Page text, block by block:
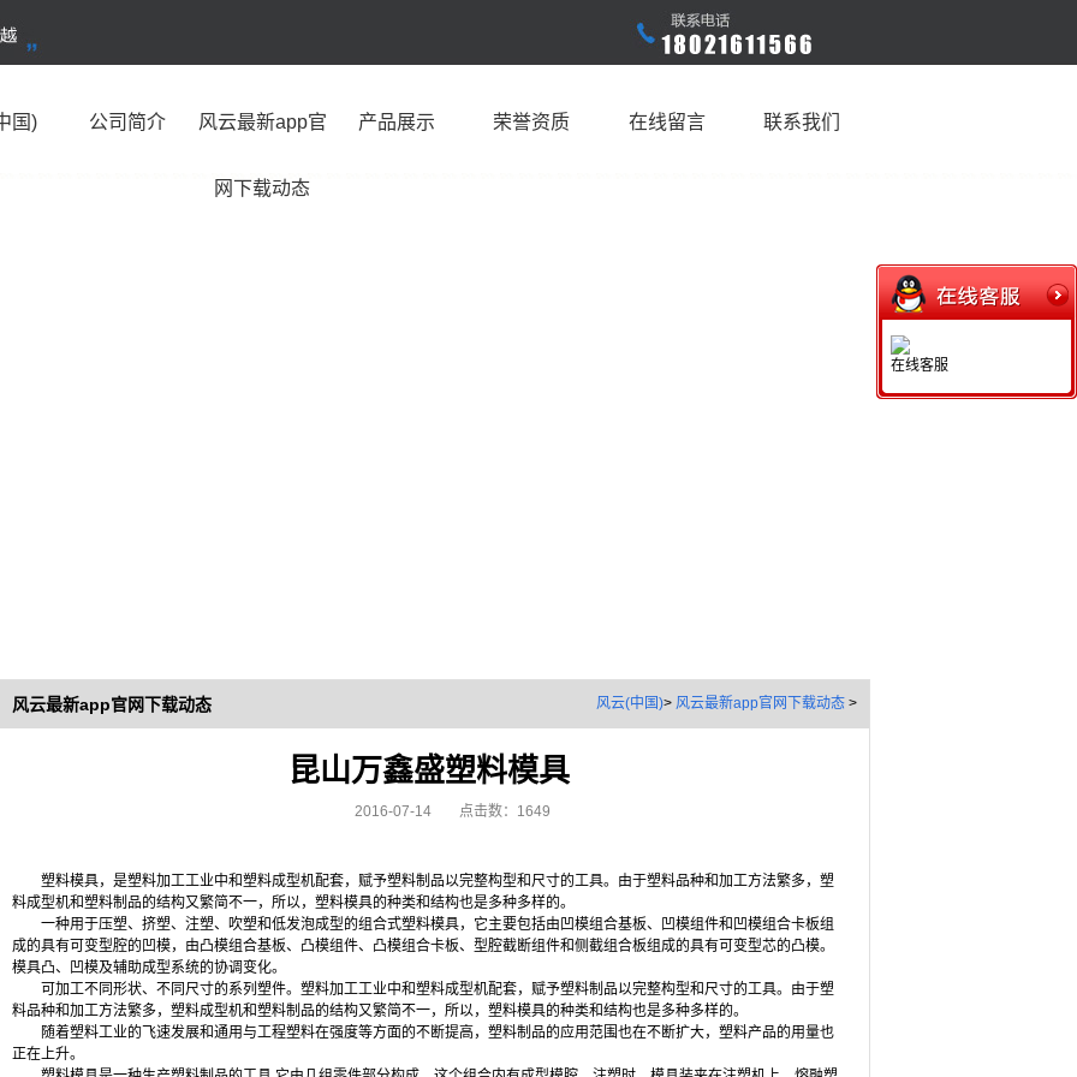
国) 公司简介 风云最新app官
网下载动态
产品展示 荣誉资质 在线留言 联系我们
风云最新app官网下载动态 风云(中国)> 风云最新app官网下载动态 >
昆山万鑫盛塑料模具
2016-07-14 点击数：1649
塑料模具，是塑料加工工业中和塑料成型机配套，赋予塑料制品以完整构型和尺寸的工具。由于塑料品种和加工方法繁多，塑
料成型机和塑料制品的结构又繁简不一，所以，塑料模具的种类和结构也是多种多样的。
一种用于压塑、挤塑、注塑、吹塑和低发泡成型的组合式塑料模具，它主要包括由凹模组合基板、凹模组件和凹模组合卡板组
成的具有可变型腔的凹模，由凸模组合基板、凸模组件、凸模组合卡板、型腔截断组件和侧截组合板组成的具有可变型芯的凸模。
模具凸、凹模及辅助成型系统的协调变化。
可加工不同形状、不同尺寸的系列塑件。塑料加工工业中和塑料成型机配套，赋予塑料制品以完整构型和尺寸的工具。由于塑
料品种和加工方法繁多，塑料成型机和塑料制品的结构又繁简不一，所以，塑料模具的种类和结构也是多种多样的。
随着塑料工业的飞速发展和通用与工程塑料在强度等方面的不断提高，塑料制品的应用范围也在不断扩大，塑料产品的用量也
正在上升。
在线客服